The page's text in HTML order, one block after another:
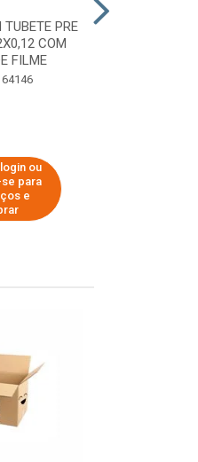
PRE
COM
FILME
ou
para
e